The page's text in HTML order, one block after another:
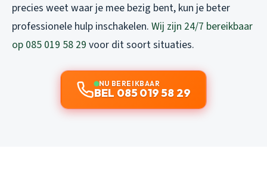
precies weet waar je mee bezig bent, kun je beter
professionele hulp inschakelen. Wij zijn 24/7 bereikbaar
op 085 019 58 29 voor dit soort situaties.
NU BEREIKBAAR
BEL 085 019 58 29